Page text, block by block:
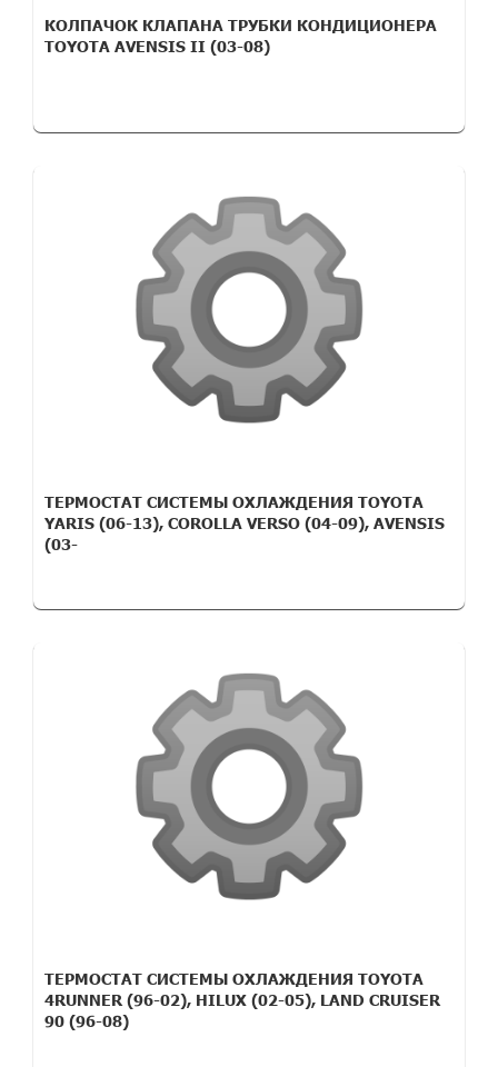
КОЛПАЧОК КЛАПАНА ТРУБКИ КОНДИЦИОНЕРА
TOYOTA AVENSIS II (03-08)
ТЕРМОСТАТ СИСТЕМЫ ОХЛАЖДЕНИЯ TOYOTA
YARIS (06-13), COROLLA VERSO (04-09), AVENSIS
(03-
ТЕРМОСТАТ СИСТЕМЫ ОХЛАЖДЕНИЯ TOYOTA
4RUNNER (96-02), HILUX (02-05), LAND CRUISER
90 (96-08)